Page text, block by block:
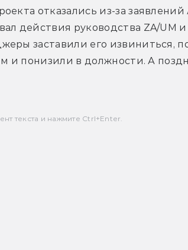
отказались из-за заявлений
действия руководства ZA/UM и
заставили его извиниться,
и понизили в должности. А
текста и нажмите Ctrl+Enter.